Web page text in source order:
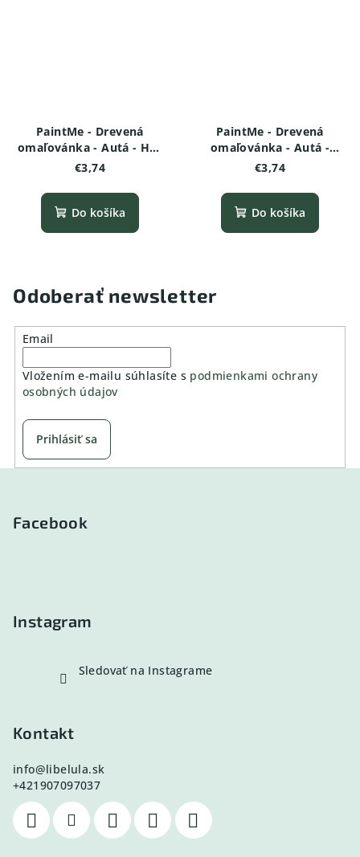
PaintMe - Drevená
omaľovánka - Autá - Hot
Rod
€3,74
Do košíka
PaintMe - Drevená
omaľovánka - Autá -
Retro Pickup
€3,74
Do košíka
Odoberať newsletter
Email
Vložením e-mailu súhlasíte s podmienkami ochrany
osobných údajov
Prihlásiť sa
Facebook
Instagram
Sledovať na Instagrame
Kontakt
info@libelula.sk
+421907097037